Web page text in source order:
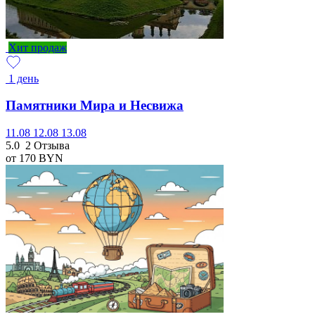
Хит продаж
1 день
Памятники Мира и Несвижа
11.08 12.08 13.08
5.0 2 Отзыва
от 170 BYN